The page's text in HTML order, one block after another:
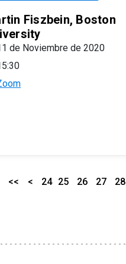
Fiszbein, Boston
de Noviembre de 2020
<< < 24 25 26 27 28